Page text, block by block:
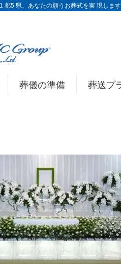
5 県、あなたの願うお葬式を実 現します
葬儀の準備 葬送プ